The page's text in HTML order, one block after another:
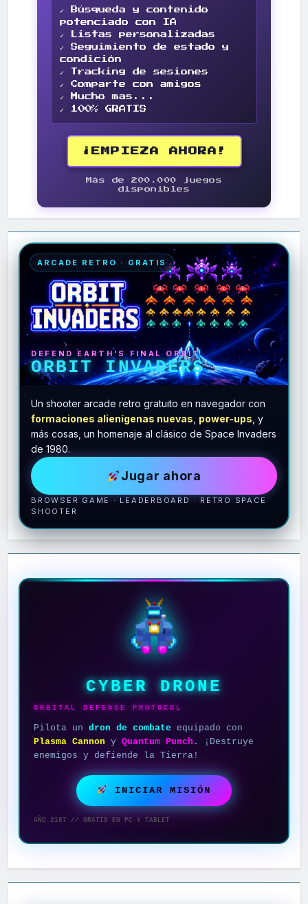
✓ Búsqueda y contenido
potenciado con IA
✓ Listas personalizadas
✓ Seguimiento de estado y
condición
✓ Tracking de sesiones
✓ Comparte con amigos
✓ Mucho mas...
✓ 100% GRATIS
¡EMPIEZA AHORA!
Más de 200.000 juegos
disponibles
ARCADE RETRO · GRATIS
DEFEND EARTH'S FINAL ORBIT
ORBIT INVADERS
Un shooter arcade retro gratuito en navegador con
formaciones alienígenas nuevas power-ups , y
más cosas, un homenaje al clásico de Space Invaders
de 1980.
Jugar ahora
BROWSER GAME · LEADERBOARD · RETRO SPACE
SHOOTER
CYBER DRONE
ORBITAL DEFENSE PROTOCOL
Pilota un dron de combate equipado con
Plasma Cannon y Quantum Punch . ¡Destruye
enemigos y defiende la Tierra!
INICIAR MISIÓN
AÑO 2187 // GRATIS EN PC Y TABLET